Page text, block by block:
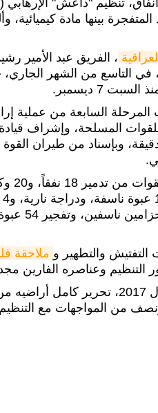
تنظيم "داعش"
بينها مادة كيميائية،
، الفريق عبد الأمير
التاسع من الشهر الجاري،
7 ديسمبر.
المرحلة السابعة من عملية
المسلحة، وإشراف
وبإسناد من طيران القوة
وعدد
مادة اليوريا، وعلى 76
التفتيش والتطهير و ملاحقة
التنظيم وعناصره الفارين
وأعلن العراق، في ديسمبر/ كانون الأول 2017، تحرير
من المواجهات مع التنظيم